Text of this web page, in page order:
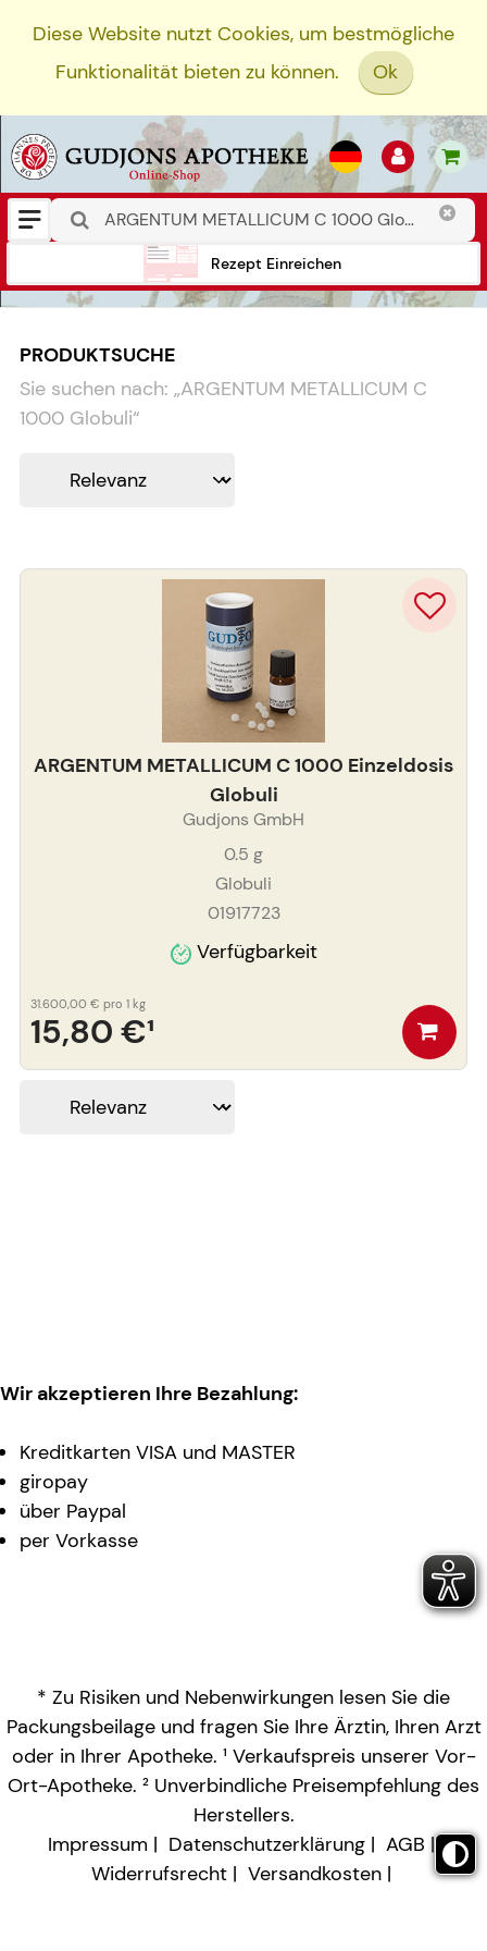
Diese Website nutzt Cookies, um bestmögliche
Funktionalität bieten zu können.
Ok
Rezept Einreichen
PRODUKTSUCHE
Sie suchen nach: „ARGENTUM METALLICUM C
1000 Globuli“
ARGENTUM METALLICUM C 1000 Einzeldosis
Globuli
Gudjons GmbH
0.5 g
Globuli
01917723
Verfügbarkeit
15,80 €¹
31.600,00 € pro 1 kg
Wir akzeptieren Ihre Bezahlung:
Kreditkarten VISA und MASTER
giropay
über Paypal
per Vorkasse
* Zu Risiken und Nebenwirkungen lesen Sie die
Packungsbeilage und fragen Sie Ihre Ärztin, Ihren Arzt
oder in Ihrer Apotheke. ¹ Verkaufspreis unserer Vor-
Ort-Apotheke. ² Unverbindliche Preisempfehlung des
Herstellers.
Impressum
Datenschutzerklärung
AGB
Widerrufsrecht
Versandkosten